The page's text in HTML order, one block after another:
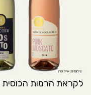
לקראת הרמות